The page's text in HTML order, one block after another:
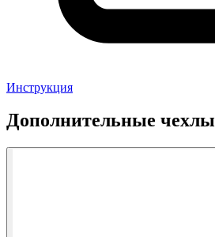
Инструкция
Дополнительные чехлы